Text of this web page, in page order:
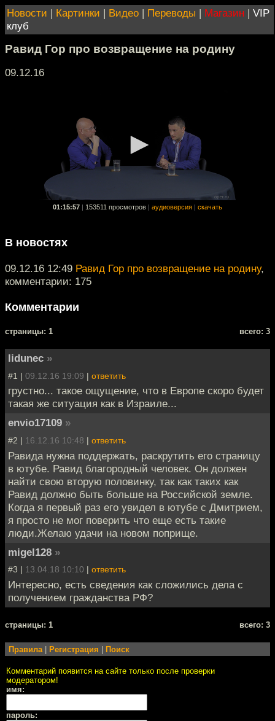
Новости | Картинки | Видео | Переводы | Магазин | VIP
клуб
Равид Гор про возвращение на родину
09.12.16
01:15:57 153511 просмотров аудиоверсия скачать
В новостях
09.12.16 12:49 Равид Гор про возвращение на родину,
комментарии: 175
Комментарии
cтраницы: 1 всего: 3
lidunec »
#1 | 09.12.16 19:09 | ответить
грустно... такое ощущение, что в Европе скоро будет
такая же ситуация как в Израиле...
envio17109 »
#2 | 16.12.16 10:48 | ответить
Равида нужна поддержать, раскрутить его страницу
в ютубе. Равид благородный человек. Он должен
найти свою вторую половинку, так как таких как
Равид должно быть больше на Российской земле.
Когда я первый раз его увидел в ютубе с Дмитрием,
я просто не мог поверить что еще есть такие
люди.Желаю удачи на новом поприще.
migel128 »
#3 | 13.04.18 10:10 | ответить
Интересно, есть сведения как сложились дела с
получением гражданства РФ?
cтраницы: 1 всего: 3
Правила | Регистрация | Поиск
Комментарий появится на сайте только после проверки
модератором!
имя:
пароль: